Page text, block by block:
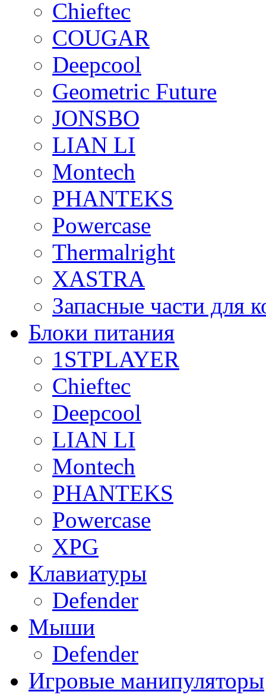
Chieftec
COUGAR
Deepcool
Geometric Future
JONSBO
LIAN LI
Montech
PHANTEKS
Powercase
Thermalright
XASTRA
Запасные части для
Блоки питания
1STPLAYER
Chieftec
Deepcool
LIAN LI
Montech
PHANTEKS
Powercase
XPG
Клавиатуры
Defender
Мыши
Defender
Игровые манипуляторы